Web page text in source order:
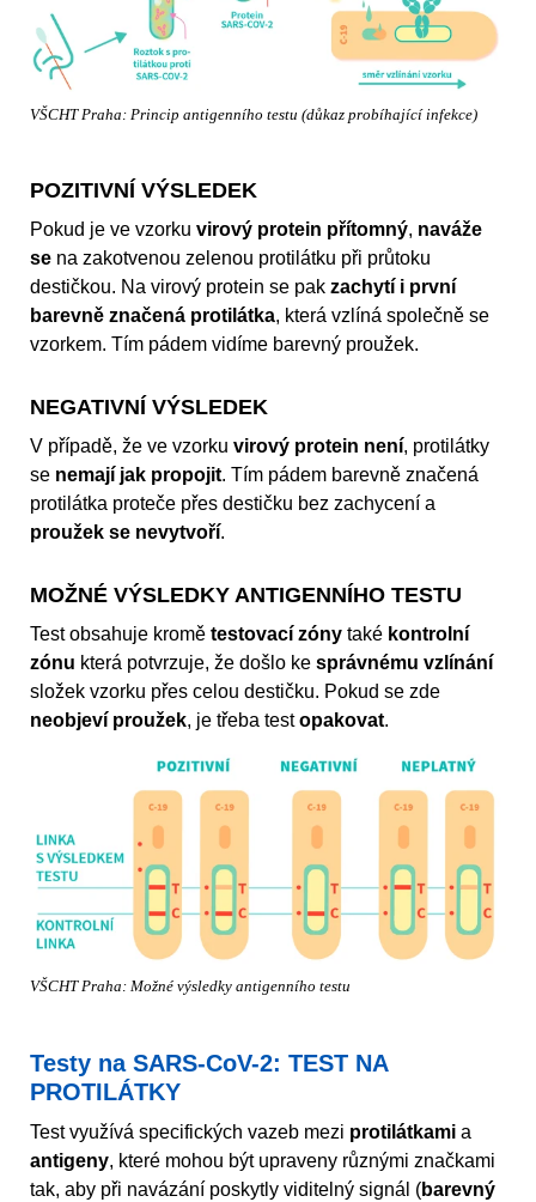
VŠCHT Praha: Princip antigenního testu (důkaz probíhající infekce)
POZITIVNÍ VÝSLEDEK
Pokud je ve vzorku virový protein přítomný, naváže
se na zakotvenou zelenou protilátku při průtoku
destičkou. Na virový protein se pak zachytí i první
barevně značená protilátka, která vzlíná společně se
vzorkem. Tím pádem vidíme barevný proužek.
NEGATIVNÍ VÝSLEDEK
V případě, že ve vzorku virový protein není, protilátky
se nemají jak propojit. Tím pádem barevně značená
protilátka proteče přes destičku bez zachycení a
proužek se nevytvoří.
MOŽNÉ VÝSLEDKY ANTIGENNÍHO TESTU
Test obsahuje kromě testovací zóny také kontrolní
zónu která potvrzuje, že došlo ke správnému vzlínání
složek vzorku přes celou destičku. Pokud se zde
neobjeví proužek, je třeba testopakovat.
VŠCHT Praha: Možné výsledky antigenního testu
Testy na SARS-CoV-2: TEST NA
PROTILÁTKY
Test využívá specifických vazeb mezi protilátkami a
antigeny, které mohou být upraveny různými značkami
tak, aby při navázání poskytly viditelný signál (barevný